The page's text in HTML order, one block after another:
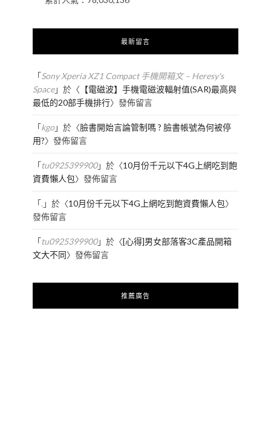
最新留言
「Sony Xperia XZ1 Compact 手機開箱文 – Heresy's
Space」於〈 【電磁波】手機電磁波輻射值(SAR)最高與
最低的20部手機排行〉發佈留言
「kgo」於〈臉書開始言論管制嗎 ? 臉書帳號為何被停
用?〉發佈留言
「tu0925399900」於〈10月份千元以下4G上網吃到飽
資費懶人包〉發佈留言
「.」於〈10月份千元以下4G上網吃到飽資費懶人包〉
發佈留言
「tu0925399900」於〈[心得]男女部落客3C產品開箱
文大不同〉發佈留言
推薦廣告